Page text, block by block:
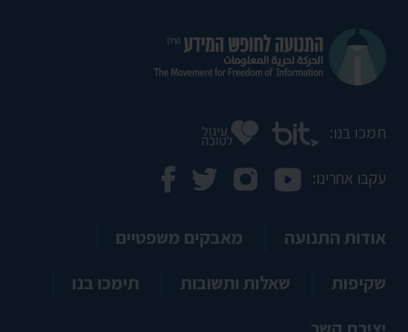
תמכו בנו:
עקבו אחרינו:
אודות התנועה
מאבקים משפטיים
שקיפות
שאלות ותשובות
תימכו בנו